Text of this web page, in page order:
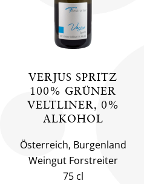
VERJUS SPRITZ
100% GRÜNER
VELTLINER, 0%
ALKOHOL
Österreich, Burgenland
Weingut Forstreiter
75 cl